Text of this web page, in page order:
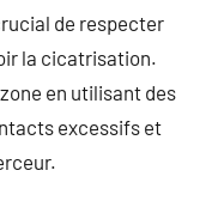
de respecter
la cicatrisation.
en utilisant des
excessifs et